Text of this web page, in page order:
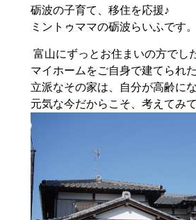
砺波の子育て、移住を応援♪
ミントゥママの砺波らいふです。
富山にずっとお住まいの方でし
マイホームをご自身で建てられ
立派なその家は、自分が高齢に
元気な今だからこそ、考えてみ